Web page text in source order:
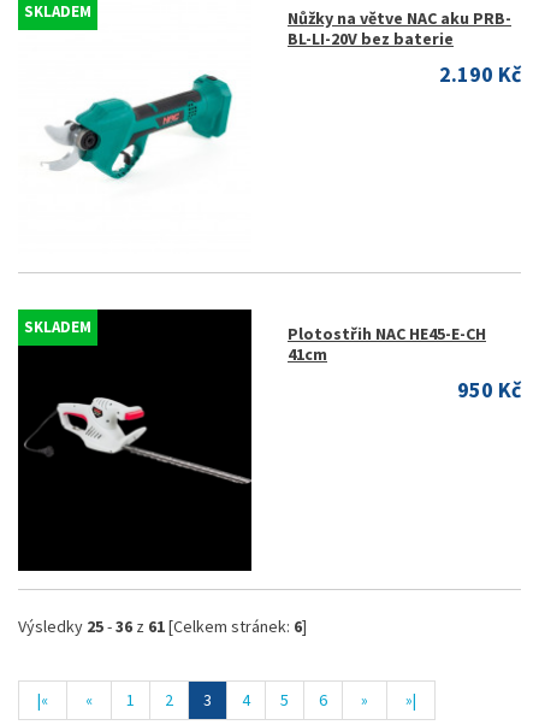
SKLADEM
Nůžky na větve NAC aku PRB-
BL-LI-20V bez baterie
2.190 Kč
SKLADEM
Plotostřih NAC HE45-E-CH
41cm
950 Kč
Výsledky 25-36 z 61[Celkem stránek: 6]
|« « 1 2 3 4 5 6 » »|